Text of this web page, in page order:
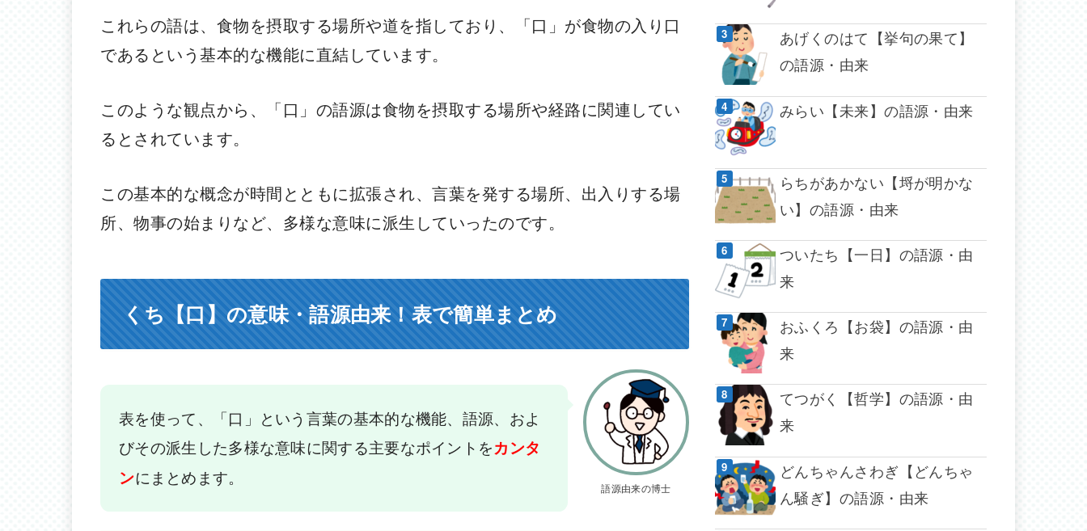
これらの語は、食物を摂取する場所や道を指しており、「口」が食物の入り口
であるという基本的な機能に直結しています。
このような観点から、「口」の語源は食物を摂取する場所や経路に関連してい
るとされています。
この基本的な概念が時間とともに拡張され、言葉を発する場所、出入りする場
所、物事の始まりなど、多様な意味に派生していったのです。
くち【口】の意味・語源由来！表で簡単まとめ
語源由来の博士
表を使って、「口」という言葉の基本的な機能、語源、およ
びその派生した多様な意味に関する主要なポイントをカンタ
ンにまとめます。
あげくのはて【挙句の果て】
の語源・由来
みらい【未来】の語源・由来
らちがあかない【埒が明かな
い】の語源・由来
ついたち【一日】の語源・由
来
おふくろ【お袋】の語源・由
来
てつがく【哲学】の語源・由
来
どんちゃんさわぎ【どんちゃ
ん騒ぎ】の語源・由来